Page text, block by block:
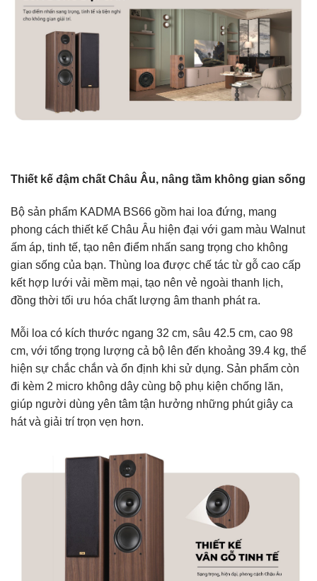
Thiết kế đậm chất Châu Âu, nâng tầm không gian sống
Bộ sản phẩm KADMA BS66 gồm hai loa đứng, mang
phong cách thiết kế Châu Âu hiện đại với gam màu Walnut
ấm áp, tinh tế, tạo nên điểm nhấn sang trọng cho không
gian sống của bạn. Thùng loa được chế tác từ gỗ cao cấp
kết hợp lưới vải mềm mại, tạo nên vẻ ngoài thanh lịch,
đồng thời tối ưu hóa chất lượng âm thanh phát ra.
Mỗi loa có kích thước ngang 32 cm, sâu 42.5 cm, cao 98
cm, với tổng trọng lượng cả bộ lên đến khoảng 39.4 kg, thể
hiện sự chắc chắn và ổn định khi sử dụng. Sản phẩm còn
đi kèm 2 micro không dây cùng bộ phụ kiện chống lăn,
giúp người dùng yên tâm tận hưởng những phút giây ca
hát và giải trí trọn vẹn hơn.